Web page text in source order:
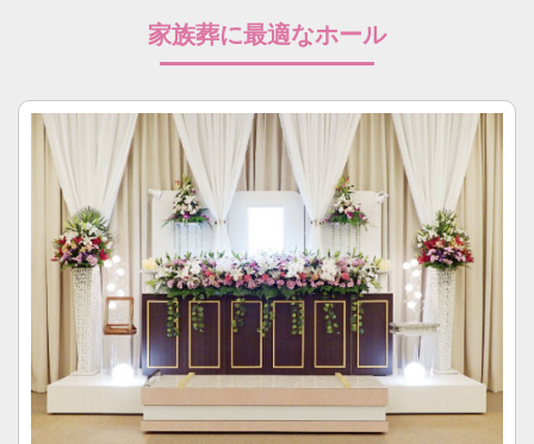
家族葬に最適なホール